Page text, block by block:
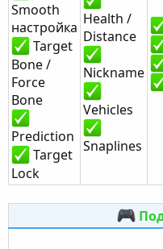
Smooth
настройка
Target
Bone /
Force
Bone
Prediction
Target
Lock
Health /
Distance
Nickname
Vehicles
Snaplines